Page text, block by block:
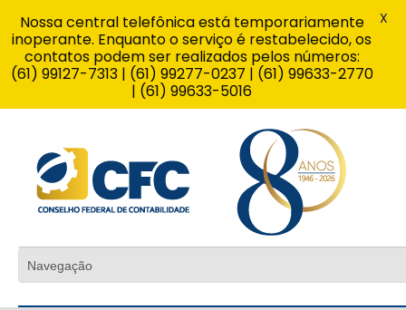
Nossa central telefônica está temporariamente
inoperante. Enquanto o serviço é restabelecido, os
contatos podem ser realizados pelos números:
(61) 99127-7313 | (61) 99277-0237 | (61) 99633-2770
| (61) 99633-5016
X